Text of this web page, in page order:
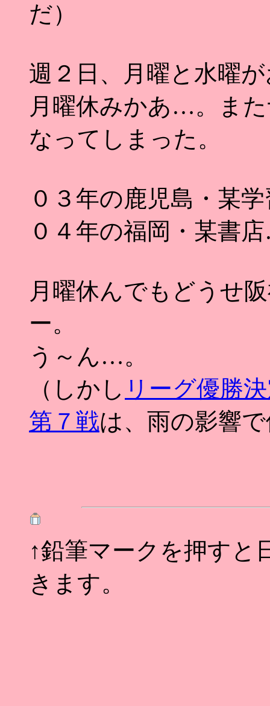
だ）
週２日、月曜と水曜
月曜休みかあ…。ま
なってしまった。
０３年の鹿児島・某
０４年の福岡・某書
月曜休んでもどうせ
ー。
う～ん…。
（しかし リーグ優勝
第７戦は、雨の影響
↑鉛筆マークを押すと
きます。